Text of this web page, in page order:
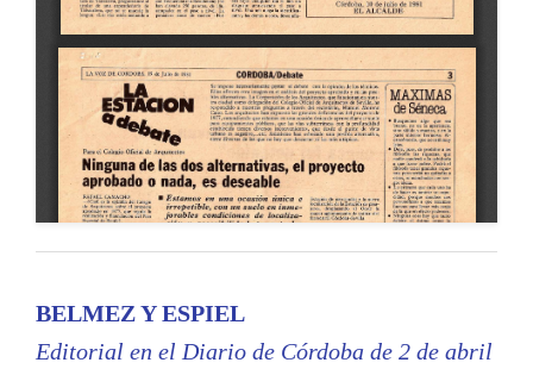
BELMEZ Y ESPIEL
Editorial en el Diario de Córdoba de 2 de abril